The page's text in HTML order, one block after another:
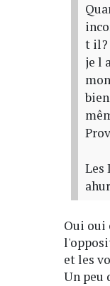
t il?
je l
Les
Oui oui
et les
Un peu